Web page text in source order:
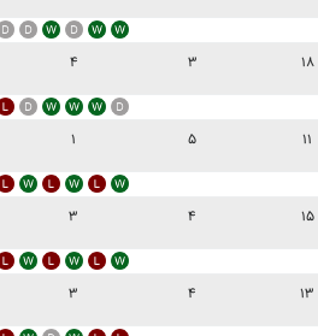
۴ ۳ ۱۸
۱ ۵ ۱۱
۳ ۴ ۱۵
۳ ۴ ۱۳